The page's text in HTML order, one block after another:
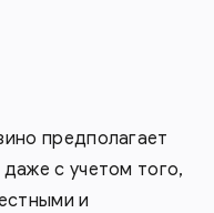
предполагает
с учетом того,
и